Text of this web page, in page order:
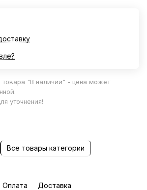
товара "В наличии" - цена может
уточнения!
Все товары категории
Оплата Доставка